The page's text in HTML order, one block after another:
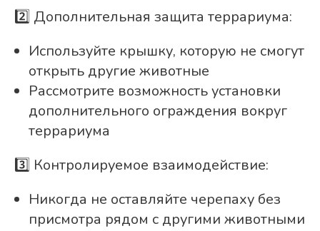
2️⃣ Дополнительная защита террариума:
Используйте крышку, которую не смогут
открыть другие животные
Рассмотрите возможность установки
дополнительного ограждения вокруг
террариума
3️⃣ Контролируемое взаимодействие:
Никогда не оставляйте черепаху без
присмотра рядом с другими животными